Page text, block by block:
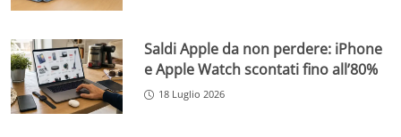
Saldi Apple da non perdere: iPhone
e Apple Watch scontati fino all’80%
18 Luglio 2026